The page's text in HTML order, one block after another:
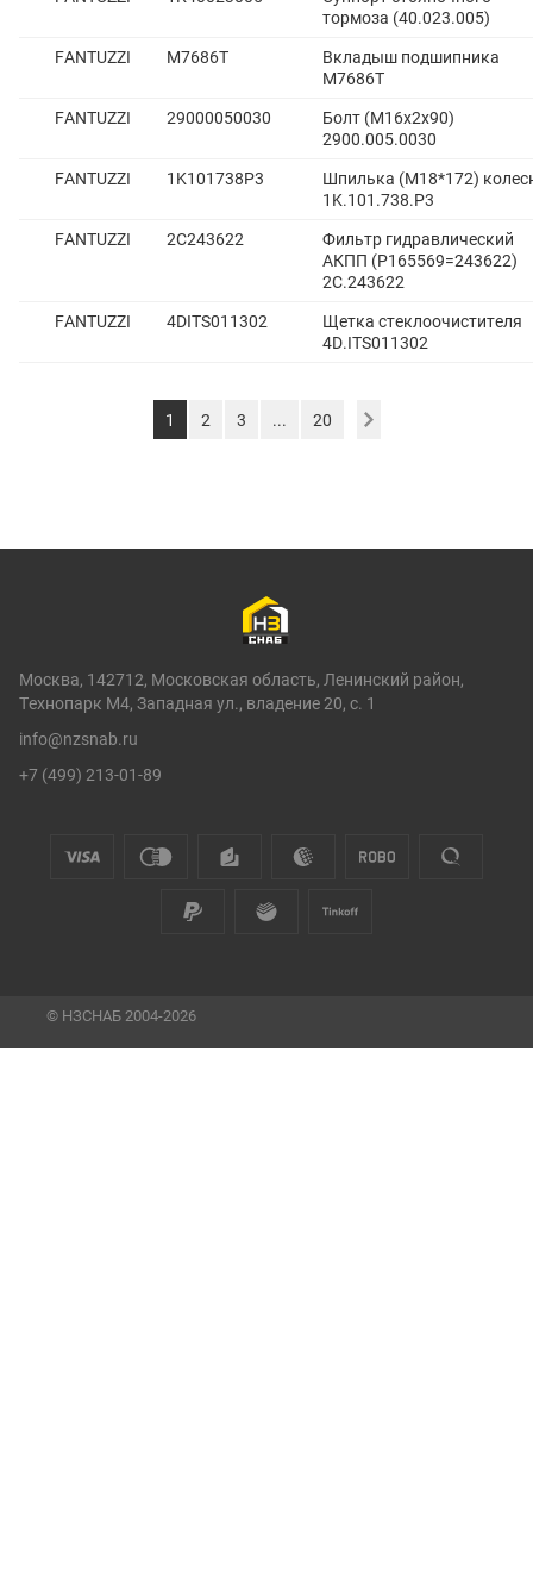
тормоза (40.023.005)
FANTUZZI
M7686T
Вкладыш подшипника
M7686T
FANTUZZI
29000050030
Болт (М16х2х90)
2900.005.0030
FANTUZZI
1K101738P3
Шпилька (М18*172)
1K.101.738.P3
FANTUZZI
2C243622
Фильтр гидравлический
АКПП (P165569=243622)
2C.243622
FANTUZZI
4DITS011302
Щетка стеклоочистителя
4D.ITS011302
1 2 3 ... 20
Москва, 142712, Московская область, Ленинский район,
Технопарк М4, Западная ул., владение 20, с. 1
info@nzsnab.ru
+7 (499) 213-01-89
© НЗСНАБ 2004-2026